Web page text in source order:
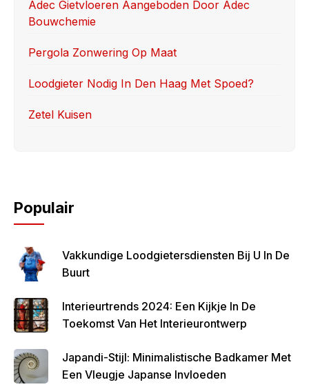
Adec Gietvloeren Aangeboden Door Adec
Bouwchemie
Pergola Zonwering Op Maat
Loodgieter Nodig In Den Haag Met Spoed?
Zetel Kuisen
Populair
Vakkundige Loodgietersdiensten Bij U In De
Buurt
Interieurtrends 2024: Een Kijkje In De
Toekomst Van Het Interieurontwerp
Japandi-Stijl: Minimalistische Badkamer Met
Een Vleugje Japanse Invloeden